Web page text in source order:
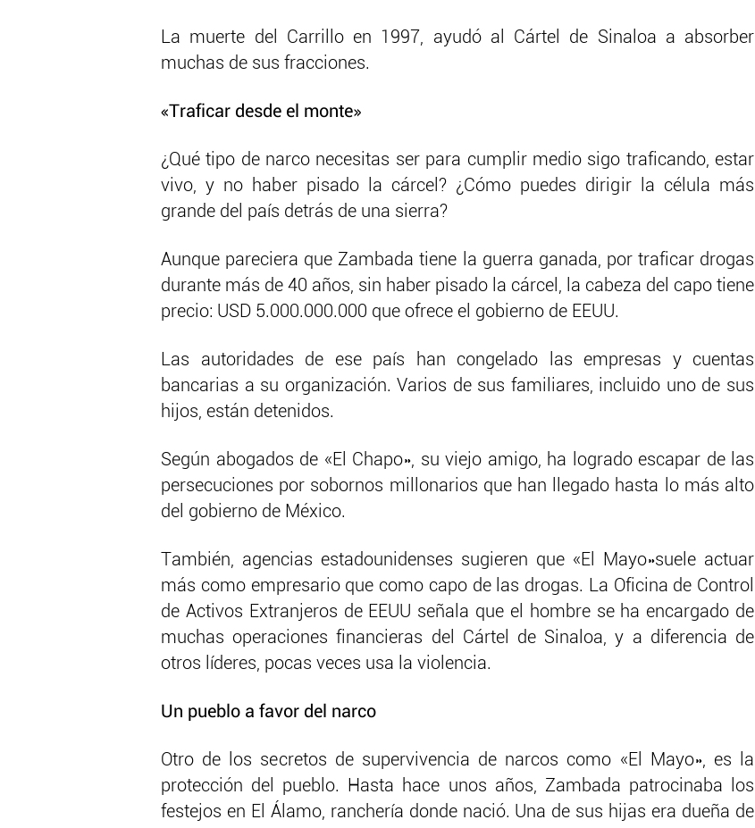
La muerte del Carrillo en 1997, ayudó al Cártel de Sinaloa a absorber
muchas de sus fracciones.
«Traficar desde el monte»
¿Qué tipo de narco necesitas ser para cumplir medio sigo traficando, estar
vivo, y no haber pisado la cárcel? ¿Cómo puedes dirigir la célula más
grande del país detrás de una sierra?
Aunque pareciera que Zambada tiene la guerra ganada, por traficar drogas
durante más de 40 años, sin haber pisado la cárcel, la cabeza del capo tiene
precio: USD 5.000.000.000 que ofrece el gobierno de EEUU.
Las autoridades de ese país han congelado las empresas y cuentas
bancarias a su organización. Varios de sus familiares, incluido uno de sus
hijos, están detenidos.
Según abogados de «El Chapo», su viejo amigo, ha logrado escapar de las
persecuciones por sobornos millonarios que han llegado hasta lo más alto
del gobierno de México.
También, agencias estadounidenses sugieren que «El Mayo»suele actuar
más como empresario que como capo de las drogas. La Oficina de Control
de Activos Extranjeros de EEUU señala que el hombre se ha encargado de
muchas operaciones financieras del Cártel de Sinaloa, y a diferencia de
otros líderes, pocas veces usa la violencia.
Un pueblo a favor del narco
Otro de los secretos de supervivencia de narcos como «El Mayo», es la
protección del pueblo. Hasta hace unos años, Zambada patrocinaba los
festejos en El Álamo, ranchería donde nació. Una de sus hijas era dueña de